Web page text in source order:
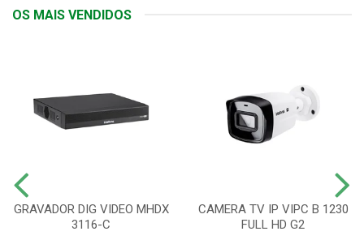
OS MAIS VENDIDOS
GRAVADOR DIG VIDEO MHDX
3116-C
CAMERA TV IP VIPC B 1230
FULL HD G2